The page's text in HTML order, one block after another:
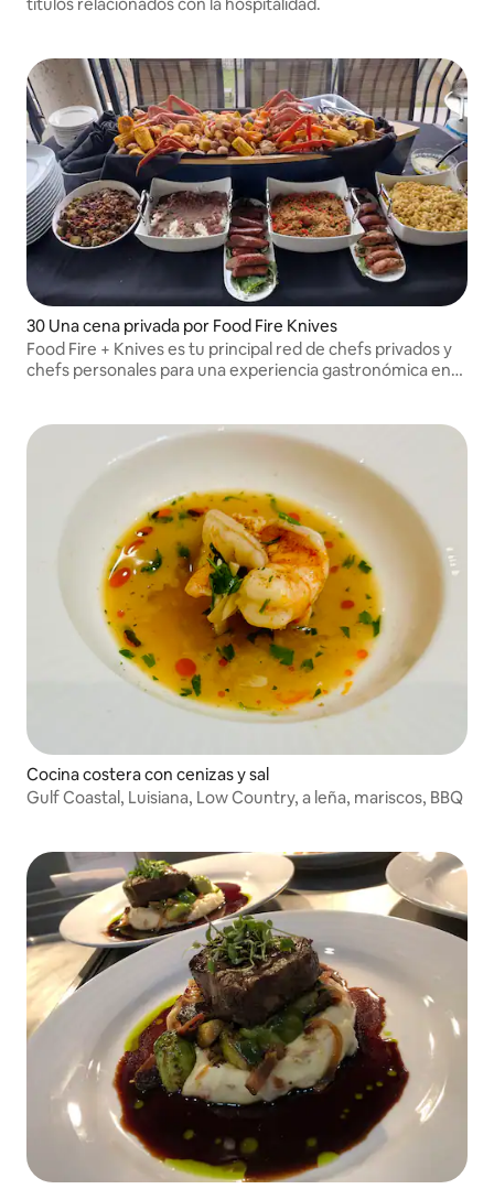
30 Una cena privada por Food Fire Knives
Food Fire + Knives es tu principal red de chefs privados y
chefs personales para una experiencia gastronómica en
Cocina costera con cenizas y sal
Gulf Coastal, Luisiana, Low Country, a leña, mariscos, BBQ